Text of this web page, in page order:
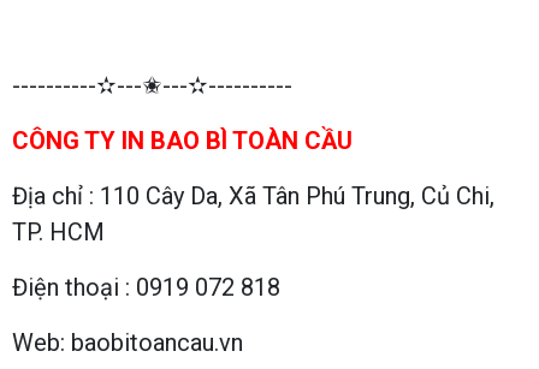
----------✫---✬---✫----------
CÔNG TY IN BAO BÌ TOÀN CẦU
Địa chỉ : 110 Cây Da, Xã Tân Phú Trung, Củ Chi,
TP. HCM
Điện thoại : 0919 072 818
Web: baobitoancau.vn